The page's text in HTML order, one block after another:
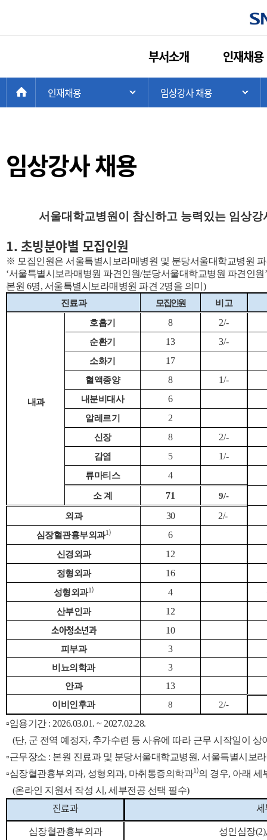
부서소개 인재채용
HOME
인재채용 주 메뉴 목록 열기
임상강사 채용
임상강사 채용
서울대학교병원이 참신하고 능력있는 임상
1. 초빙분야별 모집인원
※ 모집인원은 서울특별시보라매병원 및 분당서울대학교병원
‘서울특별시보라매병원 파견인원/분당서울대학교병원 파견인
본원 6명, 서울특별시보라매병원 파견 2명을 의미)
진료과 모집인원 비고
내과
호흡기 8 2/-
순환기 13 3/-
소화기 17
혈액종양 8 1/-
내분비대사 6
알레르기 2
신장 8 2/-
감염 5 1/-
류마티스 4
소 계 71 9/-
외과 30 2/-
심장혈관흉부외과1) 6
신경외과 12
정형외과 16
성형외과1) 4
산부인과
12
소아청소년과 10
피부과 3
비뇨의학과 3
안과 13
이비인후과 8 2/-
▫임용기간 : 2026.03.01. ~ 2027.02.28.
(단, 군 전역 예정자, 추가수련 등 사유에 따라 근무 시작일이 상
▫근무장소 : 본원 진료과 및 분당서울대학교병원, 서울특별시보
▫심장혈관흉부외과, 성형외과, 마취통증의학과1)의 경우, 아래 세
(온라인 지원서 작성 시 , 세부전공 선택 필수)
진료과
심장혈관흉부외과 성인심장